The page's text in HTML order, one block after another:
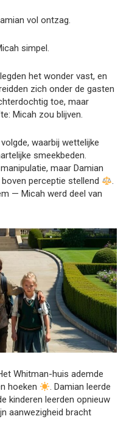
vol ontzag.
simpel.
het wonder vast, en
zich onder de gasten
toe, maar
Micah zou blijven.
waarbij wettelijke
smeekbeden.
maar Damian
perceptie stellend
.
— Micah werd deel van
Whitman-huis ademde
hoeken
. Damian leerde
kinderen leerden opnieuw
aanwezigheid bracht